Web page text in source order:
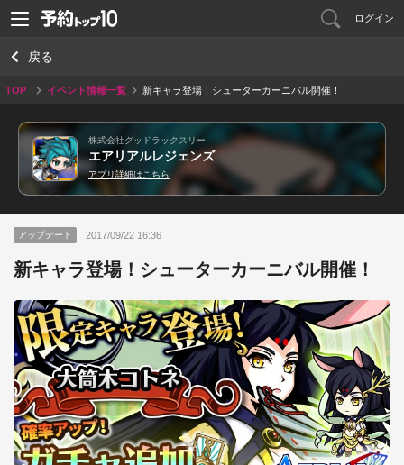
ログイン
戻る
TOP イベント情報一覧 新キャラ登場！シューターカーニバル開催！
株式会社グッドラックスリー
エアリアルレジェンズ
アプリ詳細はこちら
アップデート 2017/09/22 16:36
新キャラ登場！シューターカーニバル開催！